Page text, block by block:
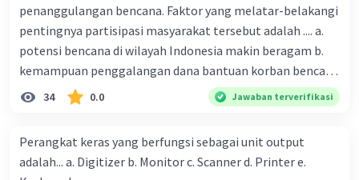
penanggulangan bencana. Faktor yang melatar-belakangi
pentingnya partisipasi masyarakat tersebut adalah .... a.
potensi bencana di wilayah Indonesia makin beragam b.
kemampuan penggalangan dana bantuan korban bencana
makin tinggi c. pemahaman pendidikan kebencanaan
kepada masyarakat masih rendah d. masyarakat
bencana e. kepercayaan pemerintah bahwa masyarakat
mampu mengatasi bencana
34 0.0 Jawaban terverifikasi
Perangkat keras yang berfungsi sebagai unit output
adalah... a. Digitizer b. Monitor c. Scanner d. Printer e.